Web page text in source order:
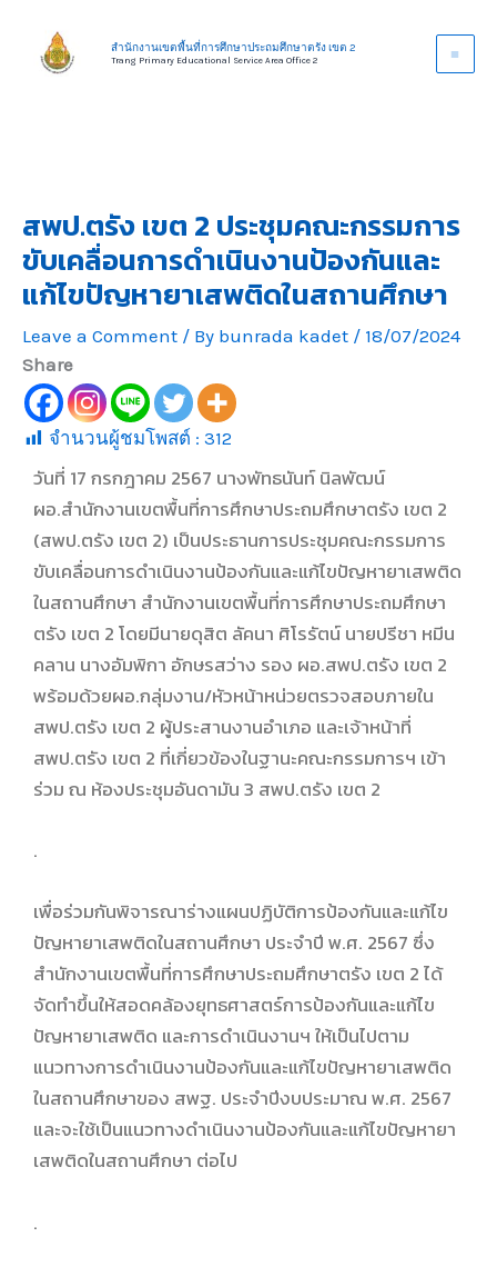
content
สำนักงานเขตพื้นที่การศึกษาประถมศึกษาตรัง เขต 2
Trang Primary Educational Service Area Office 2
สพป.ตรัง เขต 2 ประชุมคณะกรรมการ
ขับเคลื่อนการดำเนินงานป้องกันและ
แก้ไขปัญหายาเสพติดในสถานศึกษา
Leave a Comment / By bunrada kadet / 18/07/2024
Share
จำนวนผู้ชมโพสต์ : 312
วันที่ 17 กรกฎาคม 2567 นางพัทธนันท์ นิลพัฒน์
ผอ.สำนักงานเขตพื้นที่การศึกษาประถมศึกษาตรัง เขต 2
(สพป.ตรัง เขต 2) เป็นประธานการประชุมคณะกรรมการ
ขับเคลื่อนการดำเนินงานป้องกันและแก้ไขปัญหายาเสพติด
ในสถานศึกษา สำนักงานเขตพื้นที่การศึกษาประถมศึกษา
ตรัง เขต 2 โดยมีนายดุสิต ลัคนา ศิโรรัตน์ นายปรีชา หมีน
คลาน นางอัมพิกา อักษรสว่าง รอง ผอ.สพป.ตรัง เขต 2
พร้อมด้วยผอ.กลุ่มงาน/หัวหน้าหน่วยตรวจสอบภายใน
สพป.ตรัง เขต 2 ผู้ประสานงานอำเภอ และเจ้าหน้าที่
สพป.ตรัง เขต 2 ที่เกี่ยวข้องในฐานะคณะกรรมการฯ เข้า
ร่วม ณ ห้องประชุมอันดามัน 3 สพป.ตรัง เขต 2
.
เพื่อร่วมกันพิจารณาร่างแผนปฏิบัติการป้องกันและแก้ไข
ปัญหายาเสพติดในสถานศึกษา ประจำปี พ.ศ. 2567 ซึ่ง
สำนักงานเขตพื้นที่การศึกษาประถมศึกษาตรัง เขต 2 ได้
จัดทำขึ้นให้สอดคล้องยุทธศาสตร์การป้องกันและแก้ไข
ปัญหายาเสพติด และการดำเนินงานฯ ให้เป็นไปตาม
แนวทางการดำเนินงานป้องกันและแก้ไขปัญหายาเสพติด
ในสถานศึกษาของ สพฐ. ประจำปีงบประมาณ พ.ศ. 2567
และจะใช้เป็นแนวทางดำเนินงานป้องกันและแก้ไขปัญหายา
เสพติดในสถานศึกษา ต่อไป
.